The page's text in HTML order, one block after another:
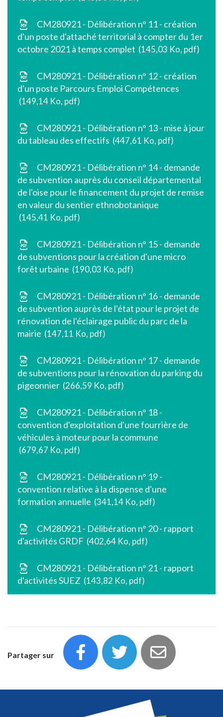
CM280921 - Délibération n° 11 - création
d'un poste d'attaché territorial à compter du 1er
octobre 2021 à temps complet
145,03 Ko, pdf
CM280921 - Délibération n° 12 - création
d'un poste Parcours Emploi Compétences
149,14 Ko, pdf
CM280921 - Délibération n° 13 - mise à jour
du tableau des effectifs 447,61 Ko, pdf
CM280921 - Délibération n° 14 - demande
de subvention auprès du conseil départemental
de l'oise pour le financement du projet de remise
en valeur du sentier ethnobotanique
145,41 Ko, pdf
CM280921 - Délibération n° 15 - demande
de subventions pour la création d'une micro
forêt urbaine
190,03 Ko, pdf
CM280921 - Délibération n° 16 - demande
de subvention auprès de l'état pour le projet de
rénovation de l'éclairage public du parc de la
mairie
147,11 Ko, pdf
CM280921 - Délibération n° 17 - demande
de subventions pour la rénovation du parking du
pigeonnier 266,59 Ko, pdf
CM280921 - Délibération n° 18 -
convention d'exploitation d'une fourrière de
véhicules à moteur pour la commune
679,67 Ko, pdf
CM280921 - Délibération n° 19 -
convention relative à la dispense d'une
formation annuelle 341,14 Ko, pdf
CM280921 - Délibération n° 20 - rapport
d'activités GRDF 402,64 Ko, pdf
CM280921 - Délibération n° 21 - rapport
d'activités SUEZ
143,82 Ko, pdf
Partager sur